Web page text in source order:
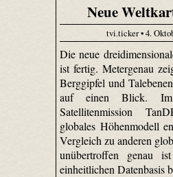
Neue
tvi.ticker • 4.
Die neue
ist fertig. Metergenau
Berggipfel und
auf einen Blick.
Satellitenmission
globales Höhenmodell
Vergleich zu anderen
unübertroffen genau
einheitlichen Datenbasis